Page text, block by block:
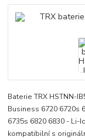
Baterie TRX HSTNN-
Business 6720 6720s
6735s 6820 6830 - Li-
kompatibilní s